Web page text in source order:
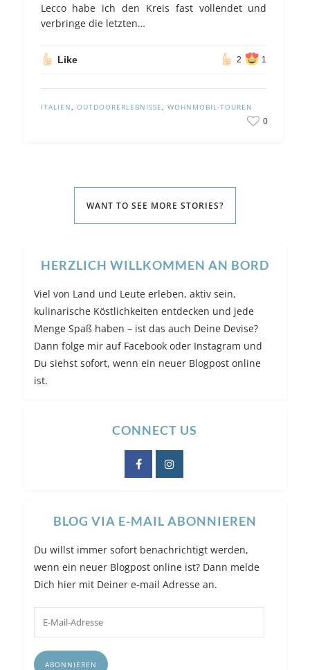
Lecco habe ich den Kreis fast vollendet und
verbringe die letzten…
Like 2 1
ITALIEN, OUTDOORERLEBNISSE, WOHNMOBIL-TOUREN
0
WANT TO SEE MORE STORIES?
HERZLICH WILLKOMMEN AN BORD
Viel von Land und Leute erleben, aktiv sein,
kulinarische Köstlichkeiten entdecken und jede
Menge Spaß haben – ist das auch Deine Devise?
Dann folge mir auf Facebook oder Instagram und
Du siehst sofort, wenn ein neuer Blogpost online
ist.
CONNECT US
BLOG VIA E-MAIL ABONNIEREN
Du willst immer sofort benachrichtigt werden,
wenn ein neuer Blogpost online ist? Dann melde
Dich hier mit Deiner e-mail Adresse an.
Adresse
ABONNIEREN